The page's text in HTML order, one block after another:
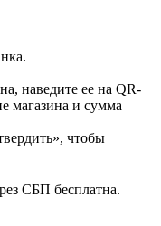
наведите ее на QR-
магазина и сумма
чтобы
СБП бесплатна.